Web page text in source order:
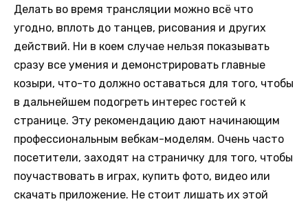
Делать во время трансляции можно всё что
угодно, вплоть до танцев, рисования и других
действий. Ни в коем случае нельзя показывать
сразу все умения и демонстрировать главные
козыри, что-то должно оставаться для того, чтобы
в дальнейшем подогреть интерес гостей к
странице. Эту рекомендацию дают начинающим
профессиональным вебкам-моделям. Очень часто
посетители, заходят на страничку для того, чтобы
поучаствовать в играх, купить фото, видео или
скачать приложение. Не стоит лишать их этой